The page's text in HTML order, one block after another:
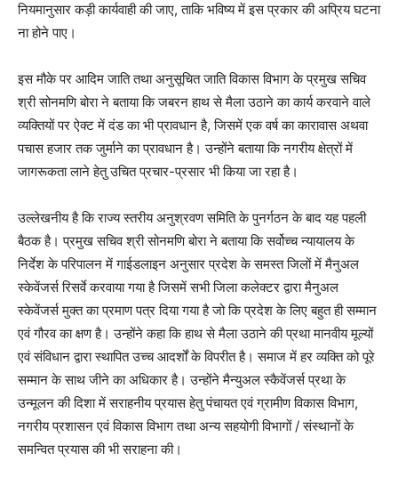
नियमानुसार कड़ी कार्यवाही की जाए, ताकि भविष्य में इस प्रकार की अप्रिय घटना
ना होने पाए।
इस मौके पर आदिम जाति तथा अनुसूचित जाति विकास विभाग के प्रमुख सचिव
श्री सोनमणि बोरा ने बताया कि जबरन हाथ से मैला उठाने का कार्य करवाने वाले
व्यक्तियों पर ऐक्ट में दंड का भी प्रावधान है, जिसमें एक वर्ष का कारावास अथवा
पचास हजार तक जुर्माने का प्रावधान है। उन्होंने बताया कि नगरीय क्षेत्रों में
जागरूकता लाने हेतु उचित प्रचार-प्रसार भी किया जा रहा है।
उल्लेखनीय है कि राज्य स्तरीय अनुश्रवण समिति के पुनर्गठन के बाद यह पहली
बैठक है। प्रमुख सचिव श्री सोनमणि बोरा ने बताया कि सर्वोच्च न्यायालय के
निर्देश के परिपालन में गाईडलाइन अनुसार प्रदेश के समस्त जिलों में मैनुअल
स्केवेंजर्स रिसर्वे करवाया गया है जिसमें सभी जिला कलेक्टर द्वारा मैनुअल
स्केवेंजर्स मुक्त का प्रमाण पत्र दिया गया है जो कि प्रदेश के लिए बहुत ही सम्मान
एवं गौरव का क्षण है। उन्होंने कहा कि हाथ से मैला उठाने की प्रथा मानवीय मूल्यों
एवं संविधान द्वारा स्थापित उच्च आदर्शों के विपरीत है। समाज में हर व्यक्ति को पूरे
सम्मान के साथ जीने का अधिकार है। उन्होंने मैन्युअल स्कैवेंजर्स प्रथा के
उन्मूलन की दिशा में सराहनीय प्रयास हेतु पंचायत एवं ग्रामीण विकास विभाग,
नगरीय प्रशासन एवं विकास विभाग तथा अन्य सहयोगी विभागों / संस्थानों के
समन्वित प्रयास की भी सराहना की।